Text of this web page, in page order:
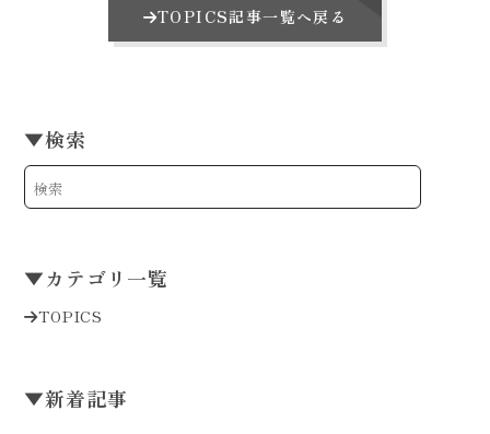
TOPICS記事一覧へ戻る
▼検索
▼カテゴリ一覧
TOPICS
▼新着記事